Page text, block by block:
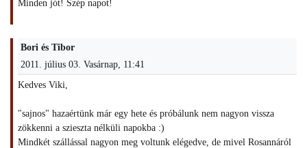
Minden jót! Szép napot!
Bori és Tibor
2011. július 03. Vasárnap, 11:41
Kedves Viki,
"sajnos" hazaértünk már egy hete és próbálunk nem nagyon vissza
zökkenni a szieszta nélküli napokba :)
Mindkét szállással nagyon meg voltunk elégedve, de mivel Rosannáról